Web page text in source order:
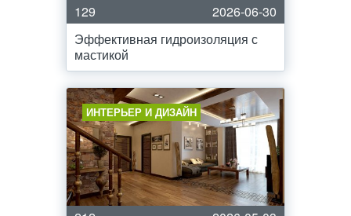
129
2026-06-30
Эффективная гидроизоляция с
мастикой
ИНТЕРЬЕР И ДИЗАЙН